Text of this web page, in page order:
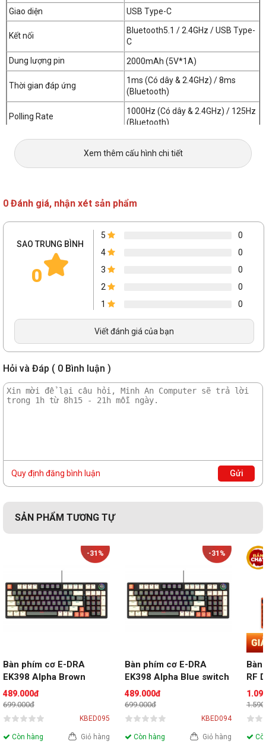
Giao diện USB Type-C
Kết nối
Bluetooth5.1 / 2.4GHz / USB Type-
C
Dung lượng pin
2000mAh (5V*1A)
Thời gian đáp ứng
1ms (Có dây & 2.4GHz) / 8ms
(Bluetooth)
Polling Rate
1000Hz (Có dây & 2.4GHz) / 125Hz
(Bluetooth)
Chiều dài cáp
150cm
Cân nặng
Windows / macOS / iOS / Android
Xem thêm cấu hình chi tiết
0 Đánh giá, nhận xét sản phẩm
SAO TRUNG BÌNH
0
5
0
4
0
3
0
2
0
1
0
Viết đánh giá của bạn
Hỏi và Đáp ( 0 Bình luận )
Quy định đăng bình luận Gửi
SẢN PHẨM TƯƠNG TỰ
-31%
Bàn phím cơ E-DRA
EK398 Alpha Brown
switch
489.000đ
699.000đ
KBED095
Còn hàng Giỏ hàng
-31%
Bàn phím cơ E-DRA
EK398 Alpha Blue switch
489.000đ
699.000đ
KBED094
Còn hàng Giỏ hàng
Bàn
RF
v3)